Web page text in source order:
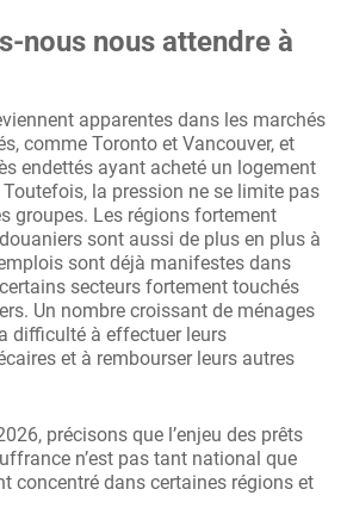
nous nous attendre à
apparentes dans les marchés
comme Toronto et Vancouver, et
endettés ayant acheté un logement
la pression ne se limite pas
groupes. Les régions fortement
sont aussi de plus en plus à
sont déjà manifestes dans
secteurs fortement touchés
Un nombre croissant de ménages
difficulté à effectuer leurs
et à rembourser leurs autres
précisons que l’enjeu des prêts
n’est pas tant national que
concentré dans certaines régions et